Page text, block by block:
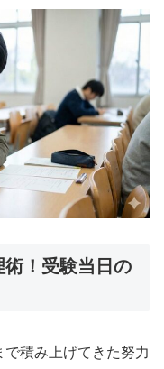
術！受験当日の
積み上げてきた努力